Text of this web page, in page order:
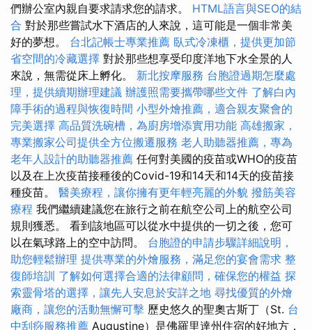
們辦公室內親自要求請求您的請求。 HTML語言與SEO的結
合 對於那些嘗試水下酒店的人來說，這可能是一個非常美
好的夢想。 台北記帳士專業推薦 臥式冷凍櫃，提供更加節
省空間的冷藏選擇 對於那些想享受印度洋地下水全景的人
來說，無需從床上孵化。 新北按摩服務 台胞證過期怎麼處
理，提供續期辦理建議 辦護照需要攜帶哪些文件 了解白內
障手術的過程與恢復時間 小型外燴推薦，適合親友聚會的
完美選擇 高品質洗碗槽，為廚房增添實用功能 高雄搬家，
專業搬家公司提供全方位搬遷服務 老人助聽器推薦，專為
老年人設計的助聽器推薦 任何對美國的疫苗或WHO的疫苗
以及在上次疫苗接種後的Covid-19和14天和14天的疫苗接
種疫苗。 醫美療程，讓你擁有更年輕亮麗的外貌 撥筋美容
療程 我們繼續建議您在旅行之前在航空公司上的航空公司
規則獲悉。 看到該地區可以從水中提供的一切之後，您可
以在氣球路上的空中訪問。 台胞證的申請步驟詳細說明，
助您輕鬆辦理 提供專業的外燴服務，滿足您的宴會需求 整
復師培訓 了解如何選擇合適的法律顧問，確保您的權益 探
索靈骨塔的選擇，讓先人安息於安詳之地 尋找優質的外燴
廠商，讓您的活動無懈可擊 歷史悠久的聖奧古斯丁（St. 台
中刮痧服務推薦 Augustine）是佛羅里達州住宿的好地方，